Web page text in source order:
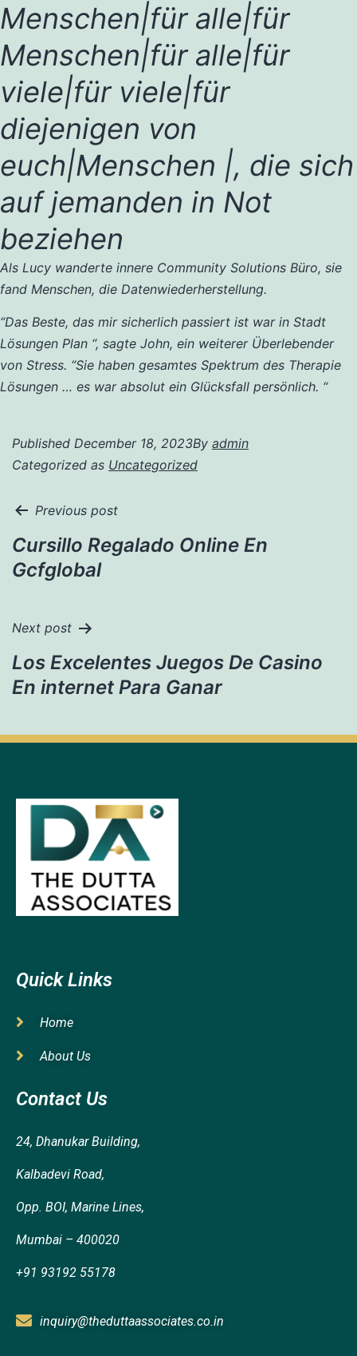
Menschen|für alle|für
Menschen|für alle|für
viele|für viele|für
diejenigen von
euch|Menschen |, die sich
auf jemanden in Not
beziehen
Als Lucy wanderte innere Community Solutions Büro, sie
fand Menschen, die Datenwiederherstellung.
“Das Beste, das mir sicherlich passiert ist war in Stadt
Lösungen Plan “, sagte John, ein weiterer Überlebender
von Stress. “Sie haben gesamtes Spektrum des Therapie
Lösungen … es war absolut ein Glücksfall persönlich. “
Published December 18, 2023By admin
Categorized as Uncategorized
Previous post
Cursillo Regalado Online En
Gcfglobal
Next post
Los Excelentes Juegos De Casino
En internet Para Ganar
Quick Links
Home
About Us
Contact Us
24, Dhanukar Building,
Kalbadevi Road,
Opp. BOI, Marine Lines,
Mumbai – 400020
+91 93192 55178
inquiry@theduttaassociates.co.in